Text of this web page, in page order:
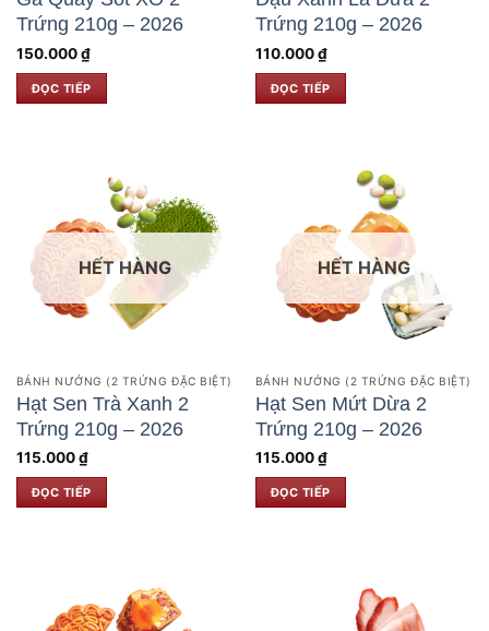
Trứng 210g – 2026
150.000₫
ĐỌC TIẾP
Trứng 210g – 2026
110.000₫
ĐỌC TIẾP
HẾT HÀNG
BÁNH NƯỚNG (2 TRỨNG ĐẶC BIỆT)
Hạt Sen Trà Xanh 2
Trứng 210g – 2026
115.000₫
ĐỌC TIẾP
HẾT HÀNG
BÁNH NƯỚNG (2 TRỨNG ĐẶC BIỆT)
Hạt Sen Mứt Dừa 2
Trứng 210g – 2026
115.000₫
ĐỌC TIẾP